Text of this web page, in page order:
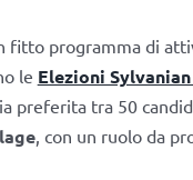
fitto programma di
le Elezioni
preferita tra 50
, con un ruolo da